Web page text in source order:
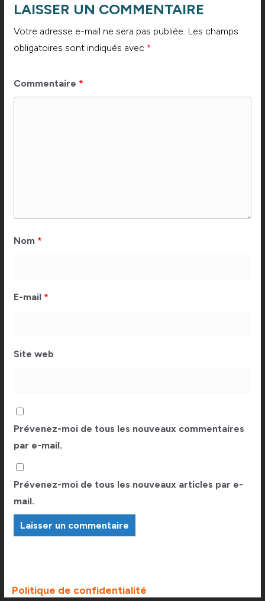
LAISSER UN COMMENTAIRE
Votre adresse e-mail ne sera pas publiée. Les champs
obligatoires sont indiqués avec *
Commentaire *
Nom *
E-mail *
Site web
Prévenez-moi de tous les nouveaux commentaires
par e-mail.
Prévenez-moi de tous les nouveaux articles par e-
mail.
Politique de confidentialité